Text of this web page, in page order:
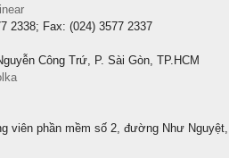
2338; Fax: (024) 3577 2337
Công Trứ, P. Sài Gòn, TP.HCM
viên phần mềm số 2, đường Như